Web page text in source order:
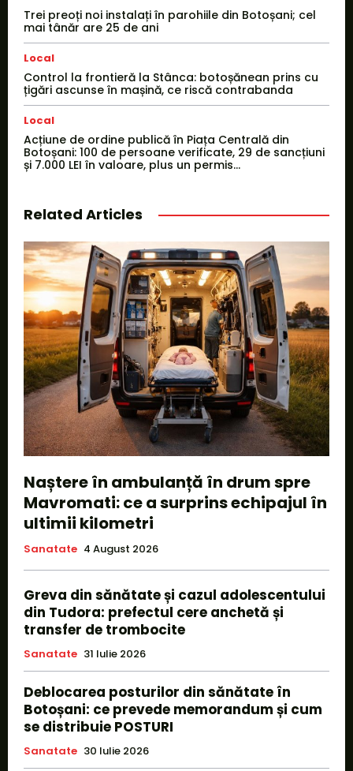
Trei preoți noi instalați în parohiile din Botoșani; cel
mai tânăr are 25 de ani
Local
Control la frontieră la Stânca: botoșănean prins cu
țigări ascunse în mașină, ce riscă contrabanda
Local
Acțiune de ordine publică în Piața Centrală din
Botoșani: 100 de persoane verificate, 29 de sancțiuni
și 7.000 LEI în valoare, plus un permis...
Related Articles
Naștere în ambulanță în drum spre
Mavromati: ce a surprins echipajul în
ultimii kilometri
Sanatate 4 August 2026
Greva din sănătate și cazul adolescentului
din Tudora: prefectul cere anchetă și
transfer de trombocite
Sanatate 31 Iulie 2026
Deblocarea posturilor din sănătate în
Botoșani: ce prevede memorandum și cum
se distribuie POSTURI
Sanatate 30 Iulie 2026